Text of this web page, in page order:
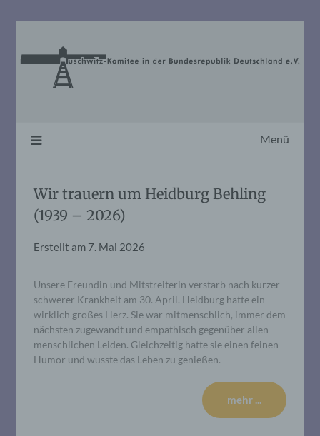
Menü
Wir trauern um Heidburg Behling
(1939 – 2026)
Erstellt am 7. Mai 2026
Unsere Freundin und Mitstreiterin verstarb nach kurzer
schwerer Krankheit am 30. April. Heidburg hatte ein
wirklich großes Herz. Sie war mitmenschlich, immer dem
nächsten zugewandt und empathisch gegenüber allen
menschlichen Leiden. Gleichzeitig hatte sie einen feinen
Humor und wusste das Leben zu genießen.
mehr ...